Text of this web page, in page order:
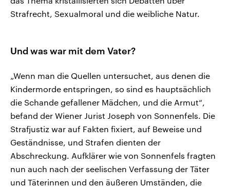
Strafrecht, Sexualmoral und die weibliche Natur.
Und was war mit dem Vater?
„Wenn man die Quellen untersuchet, aus denen die
Kindermorde entspringen, so sind es hauptsächlich
die Schande gefallener Mädchen, und die Armut“,
befand der Wiener Jurist Joseph von Sonnenfels. Die
Strafjustiz war auf Fakten fixiert, auf Beweise und
Geständnisse, und Strafen dienten der
Abschreckung. Aufklärer wie von Sonnenfels fragten
nun auch nach der seelischen Verfassung der Täter
und Täterinnen und den äußeren Umständen, die